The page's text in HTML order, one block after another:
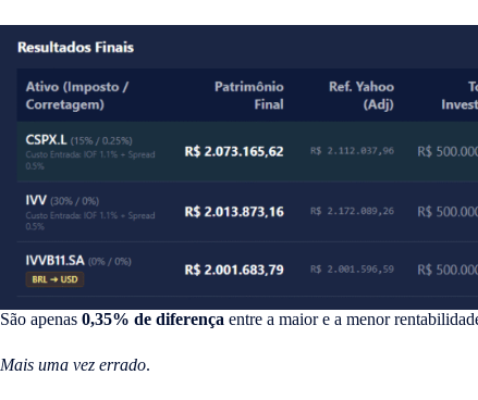
São apenas 0,35% de diferença entre a maior e a menor
Mais uma vez errado.